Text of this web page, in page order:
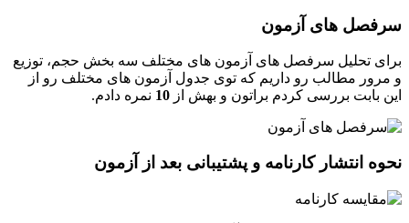
سرفصل های آزمون
برای تحلیل سرفصل های آزمون های مختلف سه بخش حجم، توزیع
و مرور مطالب رو داریم که توی جدول آزمون های مختلف رو از
این بابت بررسی کردم براتون و بهش از 10 نمره دادم.
نحوه انتشار کارنامه و پشتیبانی بعد از آزمون